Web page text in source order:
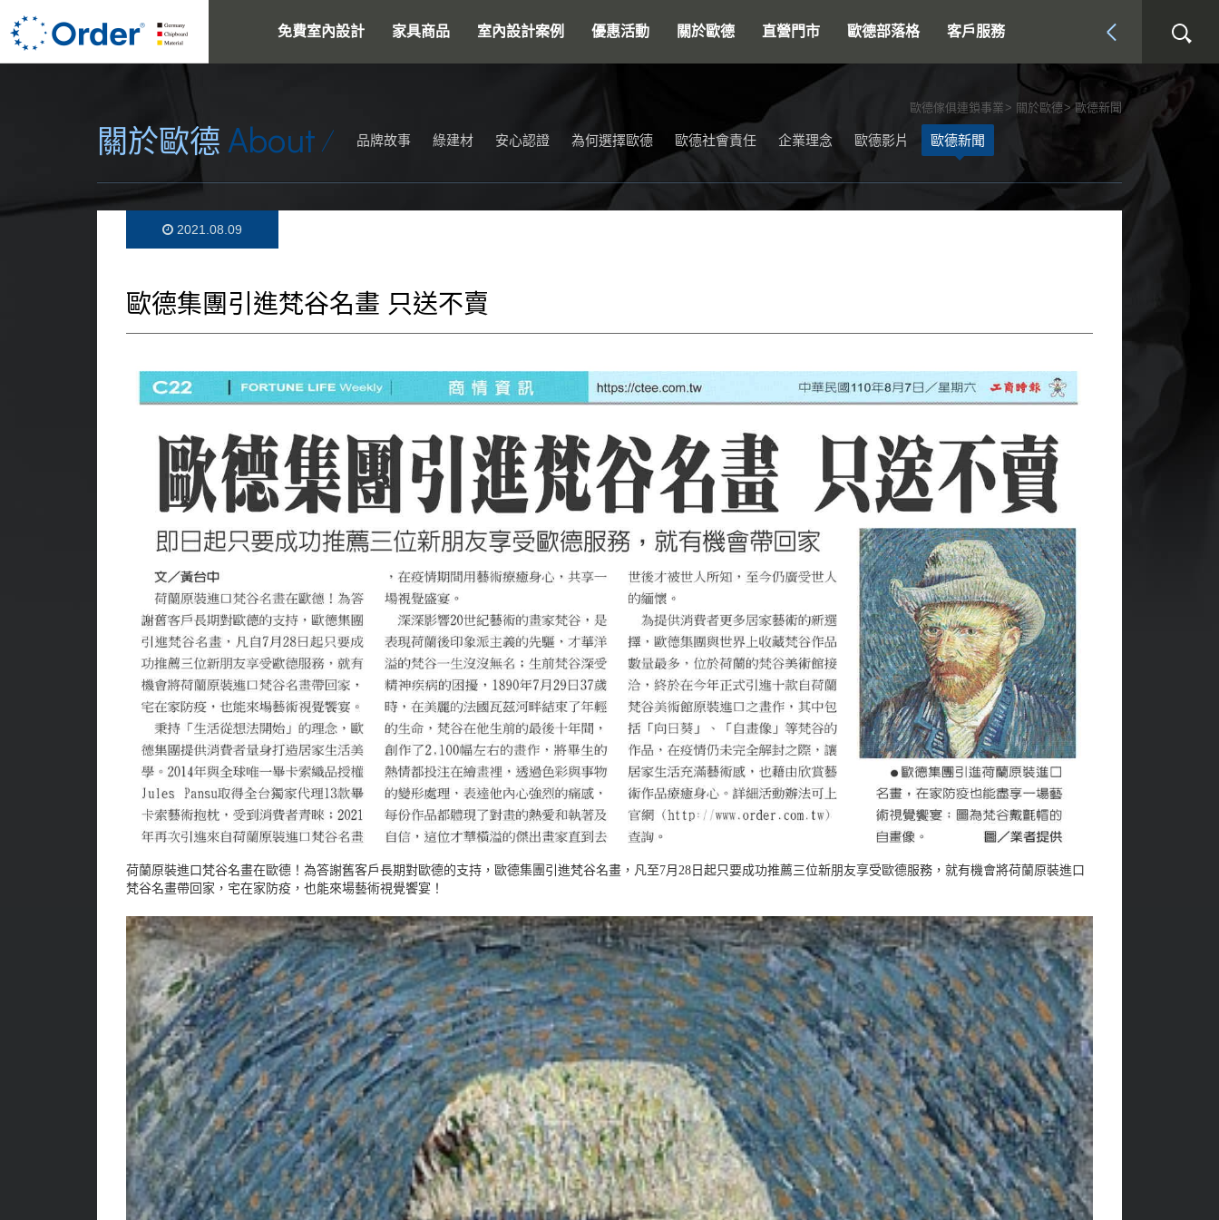
免費室內設計 家具商品 室內設計案例 優惠活動 關於歐德 直營門市 歐德部落格 客戶服務
搜尋
歐德傢俱連鎖事業 關於歐德 歐德新聞
關於歐德 About 品牌故事 綠建材 安心認證 為何選擇歐德 歐德社會責任 企業理念 歐德影片 歐德新聞
2021.08.09
歐德集團引進梵谷名畫 只送不賣
荷蘭原裝進口梵谷名畫在歐德！為答謝舊客戶長期對歐德的支持，歐德集團引進梵谷名畫，凡至7月28日起只要成功推薦三位新朋友享受歐德服務，就有機會將荷蘭原裝進口
梵谷名畫帶回家，宅在家防疫，也能來場藝術視覺饗宴！